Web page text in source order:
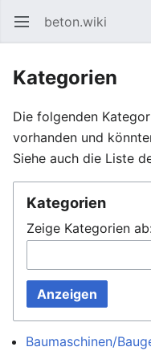
Hauptmenü öffnen beton.wiki
Kategorien
Die folgenden
vorhanden und
Siehe auch die Liste
Kategorien
Zeige Kategorien
Anzeigen
Baumaschinen/